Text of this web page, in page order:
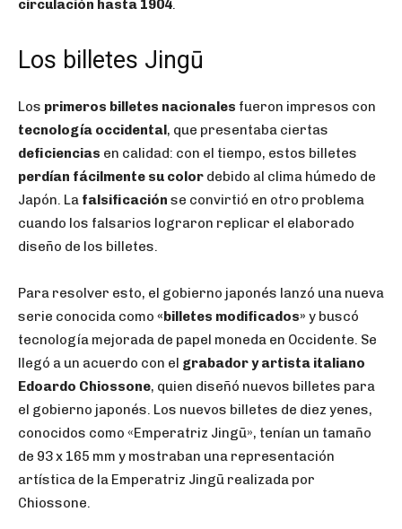
circulación hasta 1904.
Los billetes Jingū
Los primeros billetes nacionales fueron impresos con
tecnología occidental, que presentaba ciertas
deficiencias en calidad: con el tiempo, estos billetes
perdían fácilmente su color debido al clima húmedo de
Japón. La falsificación se convirtió en otro problema
cuando los falsarios lograron replicar el elaborado
diseño de los billetes.
Para resolver esto, el gobierno japonés lanzó una nueva
serie conocida como «billetes modificados» y buscó
tecnología mejorada de papel moneda en Occidente. Se
llegó a un acuerdo con el grabador y artista italiano
Edoardo Chiossone, quien diseñó nuevos billetes para
el gobierno japonés. Los nuevos billetes de diez yenes,
conocidos como «Emperatriz Jingū», tenían un tamaño
de 93 x 165 mm y mostraban una representación
artística de la Emperatriz Jingū realizada por
Chiossone.